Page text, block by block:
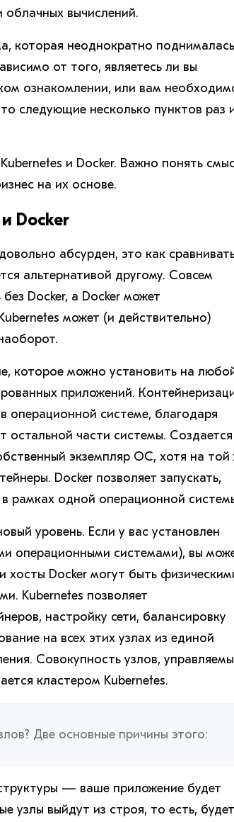
вычислений.
которая неоднократно
от того, являетесь ли вы
ознакомлении, или вам
следующие несколько пунктов раз
и Docker. Важно понять
на их основе.
Docker
абсурден, это как
альтернативой другому. Совсем
Docker, а Docker может
может (и действительно)
которое можно установить на
приложений.
операционной системе, благодаря
остальной части системы. Создается
экземпляр ОС, хотя на той
Docker позволяет запускать,
рамках одной операционной
уровень. Если у вас установлен
операционными системами), вы
хосты Docker могут быть
Kubernetes позволяет
настройку сети, балансировку
на всех этих узлах из единой
Совокупность узлов,
кластером Kubernetes.
Две основные причины этого:
— ваше приложение будет
узлы выйдут из строя, то есть, будет